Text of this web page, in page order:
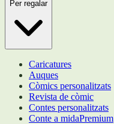
Per regalar
Caricatures
Auques
Còmics personalitzats
Revista de còmic
Contes personalitzats
Conte a midaPremium